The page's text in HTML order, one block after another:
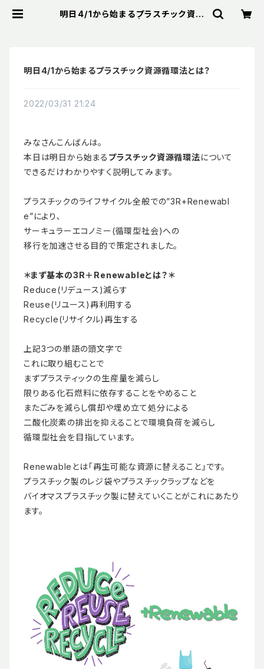
明日4/1から始まるプラスチック資源
明日4/1から始まるプラスチック資源循環法とは？
2022/03/31 21:24
みなさんこんばんは。
本日は明日から始まる プラスチック資源循環法について
できるだけわかりやすく説明してみます。
プラスチックのライフサイクル全般での”3R+Renewabl
e”により､
サーキュラーエコノミー(循環型社会)への
移行を加速させる目的で策定されました。
＊まず基本の3R＋Renewableとは？＊
Reduce(リデュース)減らす
Reuse(リユース)再利用する
Recycle(リサイクル)再生する
上記3つの単語の頭文字で
これに取り組むことで
まずプラスティックの生産量を減らし
限りある化石燃料に依存することをやめること
またごみを減らし償却や埋め立て処分による
二酸化炭素の排出を抑えることで環境負荷を減らし
循環型社会を目指しています。
Renewableとは「再生可能な資源に替えること」です。
プラスチック製のレジ袋やプラスチックラップなどを
バイオマスプラスチック製に替えていくことがこれにあたり
ます。